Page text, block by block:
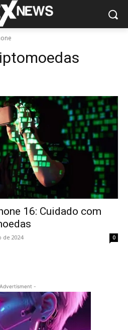
16: Cuidado com
de 2024 0
-